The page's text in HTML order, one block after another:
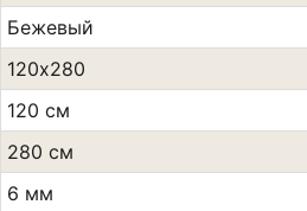
Бежевый
120х280
120 см
280 см
6 мм